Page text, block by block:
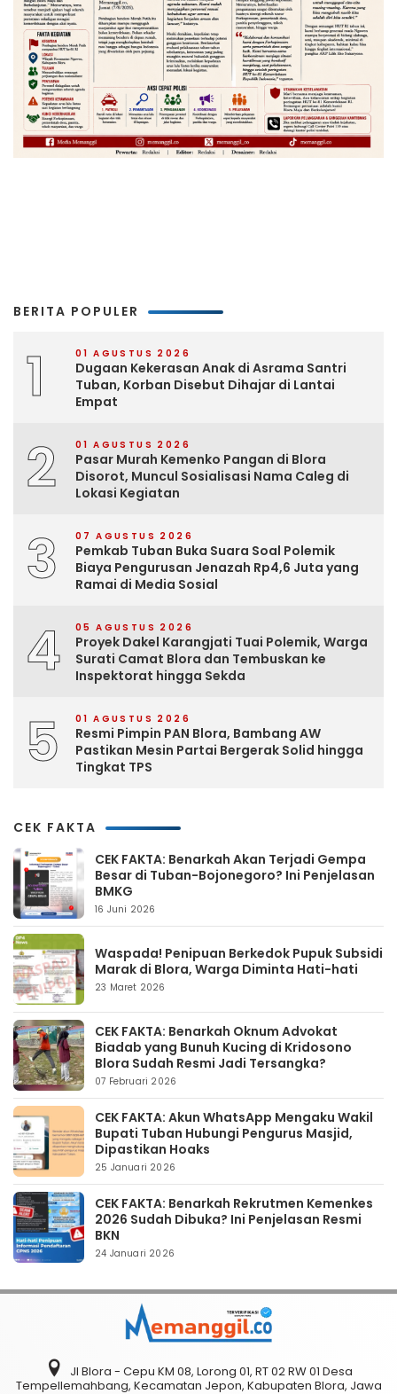
BERITA POPULER
1 01 AGUSTUS 2026
Dugaan Kekerasan Anak di Asrama Santri
Tuban, Korban Disebut Dihajar di Lantai
Empat
2 01 AGUSTUS 2026
Pasar Murah Kemenko Pangan di Blora
Disorot, Muncul Sosialisasi Nama Caleg di
Lokasi Kegiatan
3 07 AGUSTUS 2026
Pemkab Tuban Buka Suara Soal Polemik
Biaya Pengurusan Jenazah Rp4,6 Juta yang
Ramai di Media Sosial
4 05 AGUSTUS 2026
Proyek Dakel Karangjati Tuai Polemik, Warga
Surati Camat Blora dan Tembuskan ke
Inspektorat hingga Sekda
5 01 AGUSTUS 2026
Resmi Pimpin PAN Blora, Bambang AW
Pastikan Mesin Partai Bergerak Solid hingga
Tingkat TPS
CEK FAKTA
CEK FAKTA: Benarkah Akan Terjadi Gempa
Besar di Tuban-Bojonegoro? Ini Penjelasan
BMKG
16 Juni 2026
Waspada! Penipuan Berkedok Pupuk Subsidi
Marak di Blora, Warga Diminta Hati-hati
23 Maret 2026
CEK FAKTA: Benarkah Oknum Advokat
Biadab yang Bunuh Kucing di Kridosono
Blora Sudah Resmi Jadi Tersangka?
07 Februari 2026
CEK FAKTA: Akun WhatsApp Mengaku Wakil
Bupati Tuban Hubungi Pengurus Masjid,
Dipastikan Hoaks
25 Januari 2026
CEK FAKTA: Benarkah Rekrutmen Kemenkes
2026 Sudah Dibuka? Ini Penjelasan Resmi
BKN
24 Januari 2026
Jl Blora - Cepu KM 08, Lorong 01, RT 02 RW 01 Desa
Tempellemahbang, Kecamatan Jepon, Kabupaten Blora, Jawa